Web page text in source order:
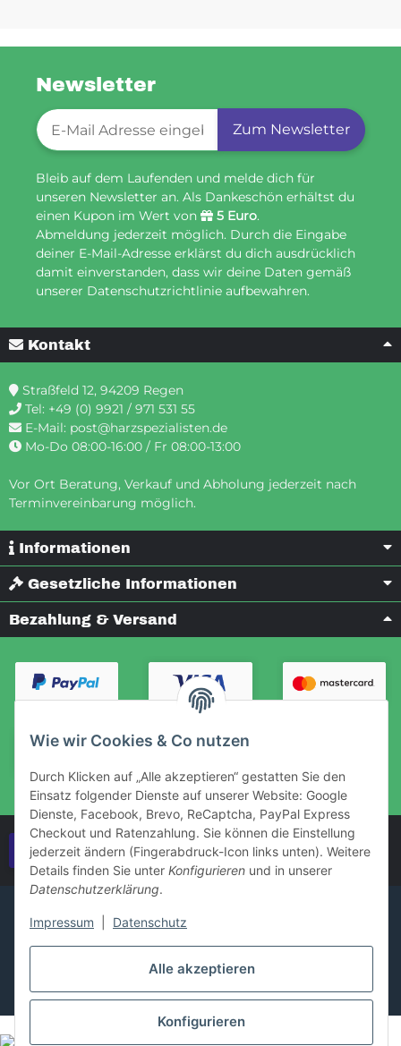
Alle akzeptieren
Konfigurieren
Wie wir Cookies & Co nutzen
Durch Klicken auf „Alle akzeptieren“ gestatten Sie den
Einsatz folgender Dienste auf unserer Website: Google
Dienste, Facebook, Brevo, ReCaptcha, PayPal Express
Checkout und Ratenzahlung. Sie können die Einstellung
jederzeit ändern (Fingerabdruck-Icon links unten). Weitere
Details finden Sie unter Konfigurieren und in unserer
Datenschutzerklärung.
Impressum Datenschutz
Newsletter
Newsletter-Registrierung
Zum Newsletter
Bleib auf dem Laufenden und melde dich für
unseren Newsletter an. Als Dankeschön erhältst du
einen Kupon im Wert von
5 Euro.
Abmeldung jederzeit möglich. Durch die Eingabe
deiner E-Mail-Adresse erklärst du dich ausdrücklich
damit einverstanden, dass wir deine Daten gemäß
unserer Datenschutzrichtlinie aufbewahren.
Kontakt
Straßfeld 12, 94209 Regen
Tel: +49 (0) 9921 / 971 531 55
E-Mail: post@harzspezialisten.de
Mo-Do 08:00-16:00 / Fr 08:00-13:00
Vor Ort Beratung, Verkauf und Abholung jederzeit nach
Terminvereinbarung möglich.
Informationen
Gesetzliche Informationen
Bezahlung & Versand
Vertrag widerrufen